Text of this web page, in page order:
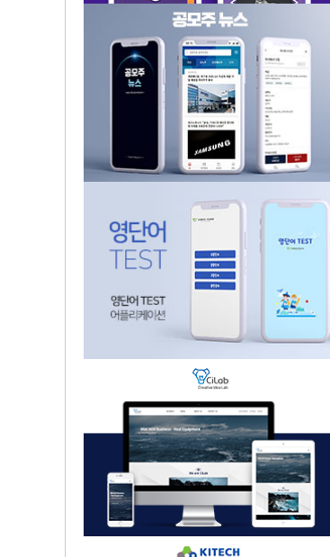
포즈하우스_포즈어플
주식뉴스 정보 제공 어플리케이션
영단어 TEST 어플리케이션